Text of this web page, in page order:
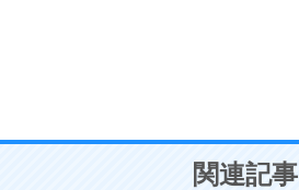
ことが大切。
関連記事